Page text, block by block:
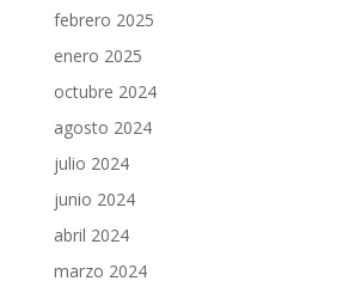
febrero 2025
enero 2025
octubre 2024
agosto 2024
julio 2024
junio 2024
abril 2024
marzo 2024